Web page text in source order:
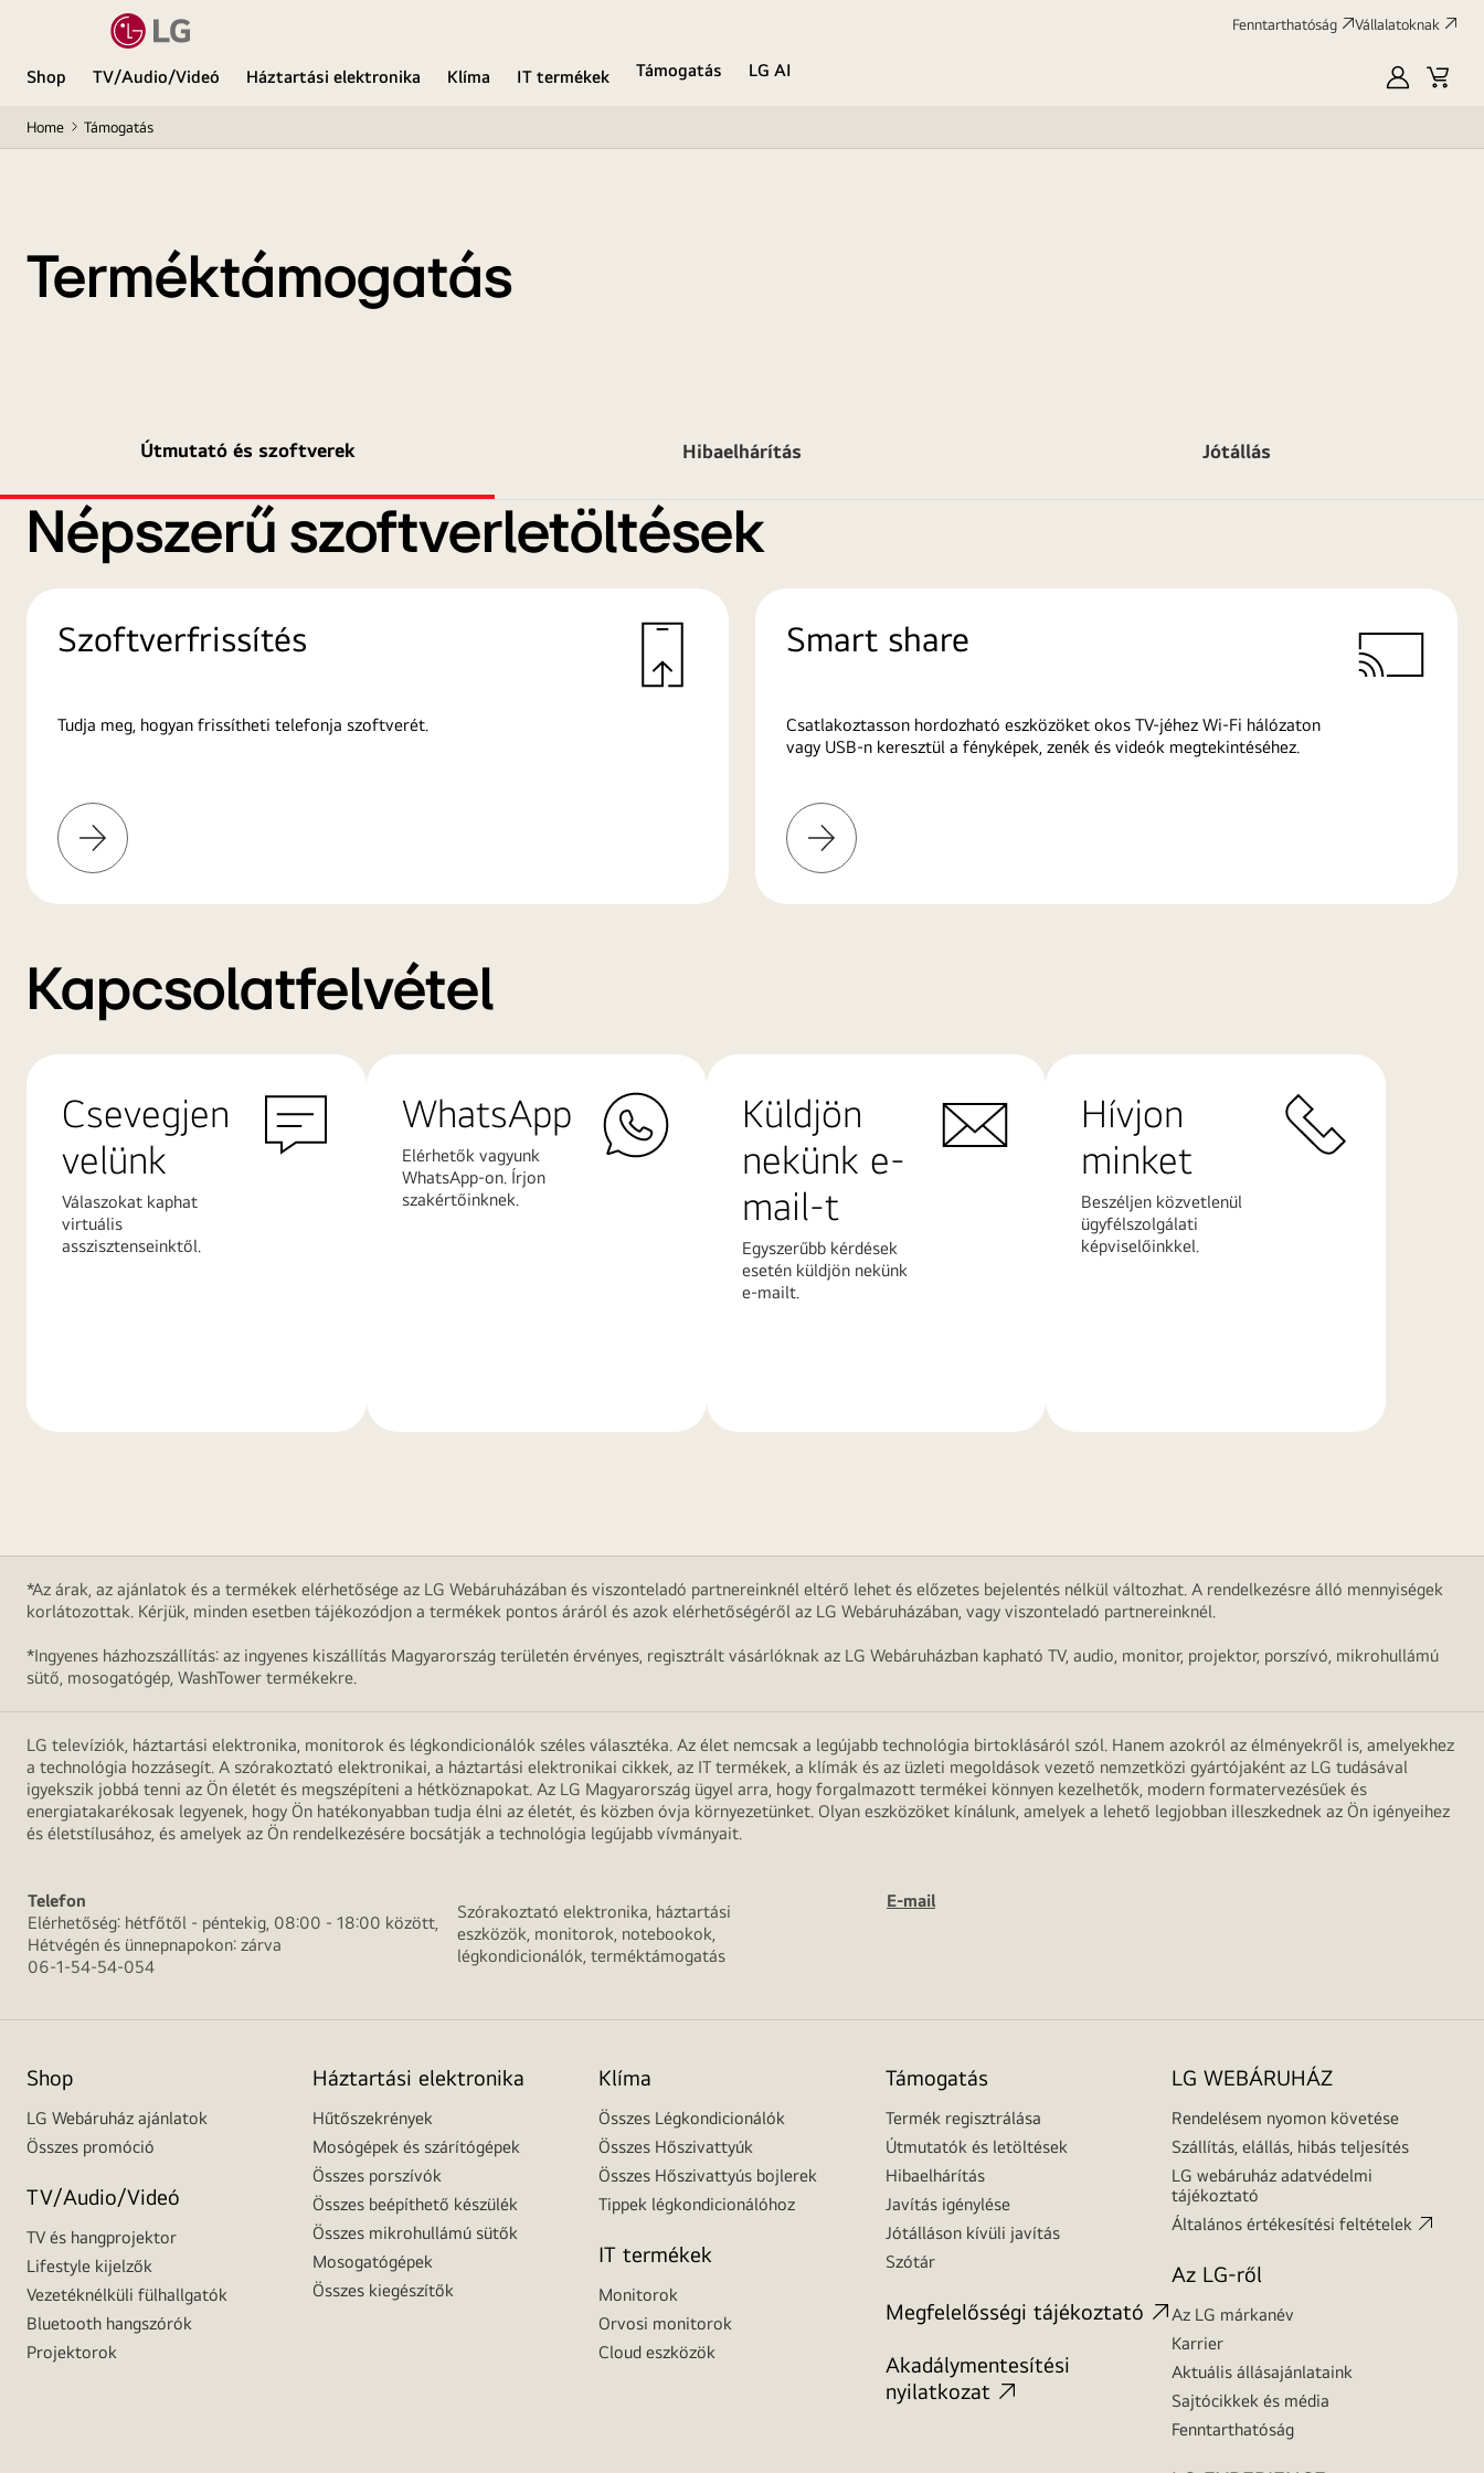
Fenntarthatóság Vállalatoknak
Shop TV/Audio/Videó Háztartási elektronika Klíma IT termékek Támogatás
LG AI
SajátKosár
Home Támogatás
Terméktámogatás
Útmutató és szoftverek Hibaelhárítás Jótállás
Népszerű szoftverletöltések
Szoftverfrissítés
Tudja meg, hogyan frissítheti telefonja szoftverét.
További
információk
Smart share
Csatlakoztasson hordozható eszközöket okos TV-jéhez Wi-Fi hálózaton
vagy USB-n keresztül a fényképek, zenék és videók megtekintéséhez.
További
információk
Kapcsolatfelvétel
Csevegjen
velünk
Válaszokat kaphat
virtuális
asszisztenseinktől.
WhatsApp
Elérhetők vagyunk
WhatsApp-on. Írjon
szakértőinknek.
Küldjön
nekünk e-
mail-t
Egyszerűbb kérdések
esetén küldjön nekünk
e-mailt.
Hívjon
minket
Beszéljen közvetlenül
ügyfélszolgálati
képviselőinkkel.
*Az árak, az ajánlatok és a termékek elérhetősége az LG Webáruházában és viszonteladó partnereinknél eltérő lehet és előzetes bejelentés nélkül változhat. A rendelkezésre álló mennyiségek
korlátozottak. Kérjük, minden esetben tájékozódjon a termékek pontos áráról és azok elérhetőségéről az LG Webáruházában, vagy viszonteladó partnereinknél.
*Ingyenes házhozszállítás: az ingyenes kiszállítás Magyarország területén érvényes, regisztrált vásárlóknak az LG Webáruházban kapható TV, audio, monitor, projektor, porszívó, mikrohullámú
sütő, mosogatógép, WashTower termékekre.
LG televíziók, háztartási elektronika, monitorok és légkondicionálók széles választéka. Az élet nemcsak a legújabb technológia birtoklásáról szól. Hanem azokról az élményekről is, amelyekhez
a technológia hozzásegít. A szórakoztató elektronikai, a háztartási elektronikai cikkek, az IT termékek, a klímák és az üzleti megoldások vezető nemzetközi gyártójaként az LG tudásával
igyekszik jobbá tenni az Ön életét és megszépíteni a hétköznapokat. Az LG Magyarország ügyel arra, hogy forgalmazott termékei könnyen kezelhetők, modern formatervezésűek és
energiatakarékosak legyenek, hogy Ön hatékonyabban tudja élni az életét, és közben óvja környezetünket. Olyan eszközöket kínálunk, amelyek a lehető legjobban illeszkednek az Ön igényeihez
és életstílusához, és amelyek az Ön rendelkezésére bocsátják a technológia legújabb vívmányait.
Telefon
Elérhetőség: hétfőtől - péntekig, 08:00 - 18:00 között,
Hétvégén és ünnepnapokon: zárva
06-1-54-54-054
Szórakoztató elektronika, háztartási
eszközök, monitorok, notebookok,
légkondicionálók, terméktámogatás
E-mail
Shop
LG Webáruház ajánlatok
Összes promóció
TV/Audio/Videó
TV és hangprojektor
Lifestyle kijelzők
Vezetéknélküli fülhallgatók
Bluetooth hangszórók
Projektorok
Háztartási elektronika
Hűtőszekrények
Mosógépek és szárítógépek
Összes porszívók
Összes beépíthető készülék
Összes mikrohullámú sütők
Mosogatógépek
Összes kiegészítők
Klíma
Összes Légkondicionálók
Összes Hőszivattyúk
Összes Hőszivattyús bojlerek
Tippek légkondicionálóhoz
IT termékek
Monitorok
Orvosi monitorok
Cloud eszközök
Támogatás
Termék regisztrálása
Útmutatók és letöltések
Hibaelhárítás
Javítás igénylése
Jótálláson kívüli javítás
Szótár
Megfelelősségi tájékoztató
Akadálymentesítési
nyilatkozat
LG WEBÁRUHÁZ
Rendelésem nyomon követése
Szállítás, elállás, hibás teljesítés
LG webáruház adatvédelmi
tájékoztató
Általános értékesítési feltételek
Az LG-ről
Az LG márkanév
Karrier
Aktuális állásajánlataink
Sajtócikkek és média
Fenntarthatóság